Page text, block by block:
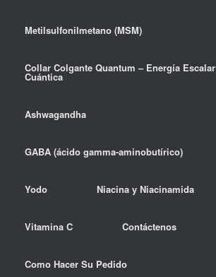
Metilsulfonilmetano (MSM)
Collar Colgante Quantum – Energía Escalar
Cuántica
Ashwagandha
GABA (ácido gamma-aminobutírico)
Yodo Niacina y Niacinamida
Vitamina C Contáctenos
Como Hacer Su Pedido